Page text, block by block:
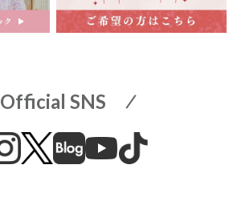
名古屋市中区栄3-5-1
名古屋栄 三越 7F 子供服売場
近鉄百貨店 上本町店
2026.08.1 ～ 2026.08.18
そごう横浜店
Official SNS